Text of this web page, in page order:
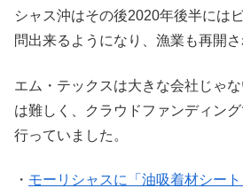
シャス沖はその後2020年後半には
問出来るようになり、漁業も再開さ
エム・テックスは大きな会社じゃ
は難しく、クラウドファンディン
行っていました。
・ モーリシャスに「油吸着材シー